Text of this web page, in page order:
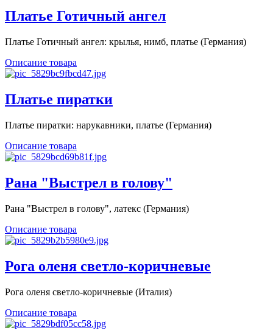
Платье Готичный ангел
Платье Готичный ангел: крылья, нимб, платье (Германия)
Описание товара
Платье пиратки
Платье пиратки: нарукавники, платье (Германия)
Описание товара
Рана "Выстрел в голову"
Рана "Выстрел в голову", латекс (Германия)
Описание товара
Рога оленя светло-коричневые
Рога оленя светло-коричневые (Италия)
Описание товара